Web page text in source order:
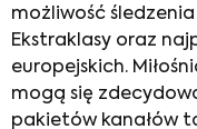
możliwość
Ekstraklasy oraz
europejskich.
mogą się
pakietów kanałów